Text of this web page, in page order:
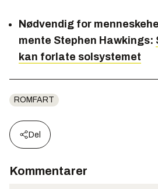
Nødvendig for
mente Stephen Hawkings:
kan forlate solsystemet
ROMFART
Del
Kommentarer